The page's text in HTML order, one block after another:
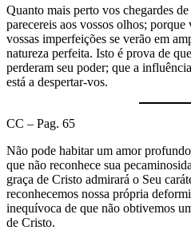
Quanto mais perto vos chegardes
parecereis aos vossos olhos; porque
vossas imperfeições se verão em
natureza perfeita. Isto é prova de
perderam seu poder; que a
está a despertar-vos.
CC – Pag. 65
Não pode habitar um amor
que não reconhece sua
graça de Cristo admirará o Seu
reconhecemos nossa própria
inequívoca de que não obtivemos
de Cristo.